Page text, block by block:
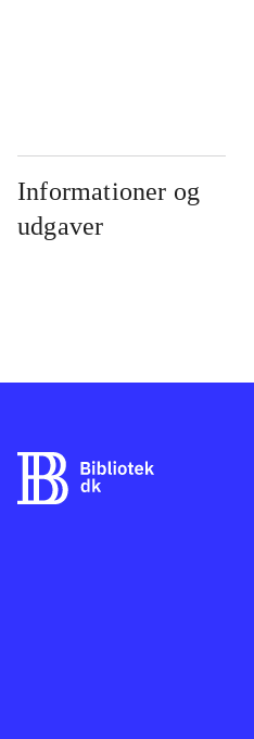
Informationer og
udgaver